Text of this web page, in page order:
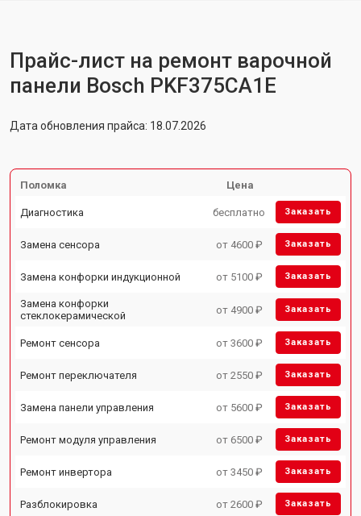
Прайс-лист на ремонт варочной
панели Bosch PKF375CA1E
Дата обновления прайса: 18.07.2026
Поломка Цена
Диагностика бесплатно Заказать
Замена сенсора от 4600 ₽ Заказать
Замена конфорки индукционной от 5100 ₽ Заказать
Замена конфорки
стеклокерамической
от 4900 ₽ Заказать
Ремонт сенсора от 3600 ₽ Заказать
Ремонт переключателя от 2550 ₽ Заказать
Замена панели управления от 5600 ₽ Заказать
Ремонт модуля управления от 6500 ₽ Заказать
Ремонт инвертора от 3450 ₽ Заказать
Разблокировка от 2600 ₽ Заказать